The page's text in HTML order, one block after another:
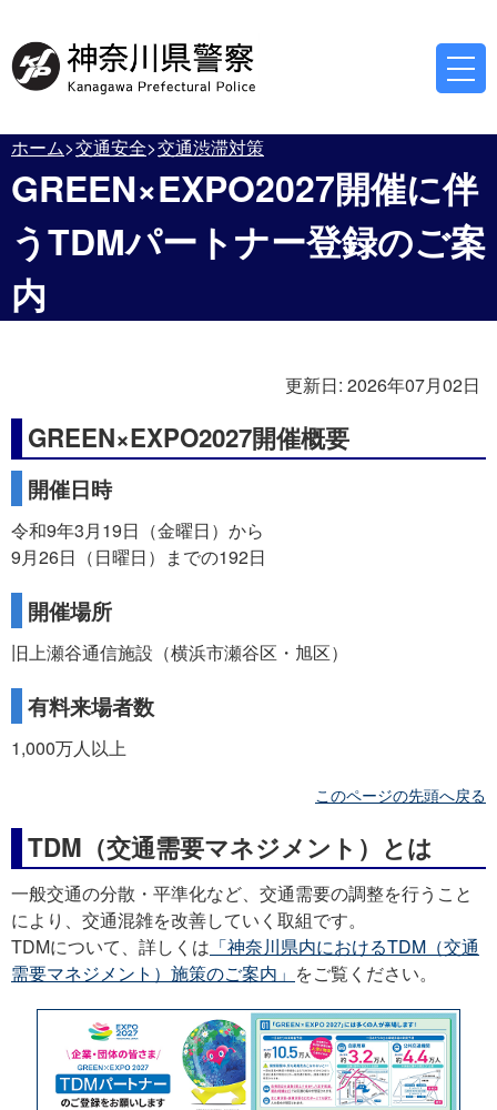
ホーム 交通安全 交通渋滞対策
GREEN×EXPO2027開催に伴
うTDMパートナー登録のご案
内
更新日: 2026年07月02日
GREEN×EXPO2027開催概要
開催日時
令和9年3月19日（金曜日）から
9月26日（日曜日）までの192日
開催場所
旧上瀬谷通信施設（横浜市瀬谷区・旭区）
有料来場者数
1,000万人以上
このページの先頭へ戻る
TDM（交通需要マネジメント）とは
一般交通の分散・平準化など、交通需要の調整を行うこと
により、交通混雑を改善していく取組です。
TDMについて、詳しくは 「神奈川県内におけるTDM（交通
需要マネジメント）施策のご案内」 をご覧ください。